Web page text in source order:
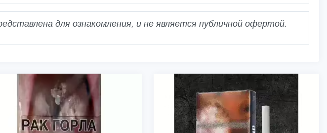
для ознакомления, и не является публичной офертой.